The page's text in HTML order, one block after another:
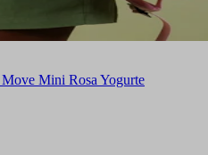
Mini Rosa Yogurte